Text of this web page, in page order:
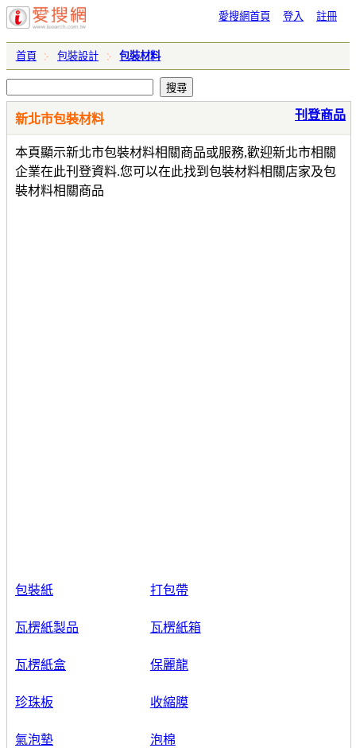
愛搜網首頁 登入 註冊
首頁 包裝設計 包裝材料
新北市包裝材料
本頁顯示新北市包裝材料相關商品或服務,歡迎新北市相關
企業在此刊登資料.您可以在此找到包裝材料相關店家及包
裝材料相關商品
刊登商品
包裝紙 打包帶
瓦楞紙製品 瓦楞紙箱
瓦楞紙盒 保麗龍
珍珠板 收縮膜
氣泡墊 泡棉